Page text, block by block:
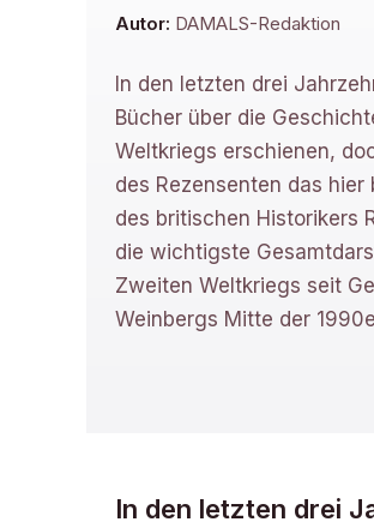
Autor: DAMALS-Redaktion
In den letzten drei
Bücher über die
Weltkriegs erschienen,
des Rezensenten das hier
des britischen Historikers
die wichtigste
Zweiten Weltkriegs seit
Weinbergs Mitte der
In den letzten drei